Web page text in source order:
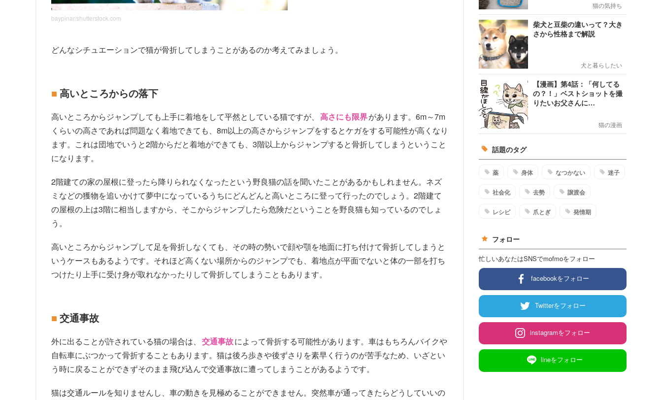
baypinar/shutterstock.com
どんなシチュエーションで猫が骨折してしまうことがあるのか考えてみましょう。
高いところからの落下
高いところからジャンプしても上手に着地をして平然としている猫ですが、 高さにも限界があります。6m～7m
くらいの高さであれば問題なく着地できても、8m以上の高さからジャンプをするとケガをする可能性が高くなり
ます。これは団地でいうと2階からだと着地ができても、3階以上からジャンプすると骨折してしまうということ
になります。
2階建ての家の屋根に登ったら降りられなくなったという野良猫の話を聞いたことがあるかもしれません。ネズ
ミなどの獲物を追いかけて夢中になっているうちにどんどんと高いところに登って行ったのでしょう。2階建て
の屋根の上は3階に相当しますから、そこからジャンプしたら危険だということを野良猫も知っているのでしょ
う。
高いところからジャンプして足を骨折しなくても、その時の勢いで顔や顎を地面に打ち付けて骨折してしまうと
いうケースもあるようです。それほど高くない場所からのジャンプでも、着地点が平面でないと体の一部を打ち
つけたり上手に受け身が取れなかったりして骨折してしまうこともあります。
交通事故
外に出ることが許されている猫の場合は、 交通事故によって骨折する可能性があります。車はもちろんバイクや
自転車にぶつかって骨折することもあります。猫は後ろ歩きや後ずさりを素早く行うのが苦手なため、いざとい
う時に戻ることができずそのまま飛び込んで交通事故に遭ってしまうことがあるようです。
猫は交通ルールを知りませんし、車の動きを見極めることができません。突然車が通ってきたらどうしていいの
猫の気持ち
柴犬と豆柴の違いって？大き
さから性格まで解説
犬と暮らしたい
【漫画】第4話：「何してる
の？！」ベストショットを撮
りたいお父さんに…
猫の漫画
話題のタグ
薬 身体 なつかない 迷子
社会化 去勢 譲渡会
レシピ 爪とぎ 発情期
フォロー
忙しいあなたはSNSでmofmoをフォロー
facebookをフォロー
Twitterをフォロー
instagramをフォロー
lineをフォロー